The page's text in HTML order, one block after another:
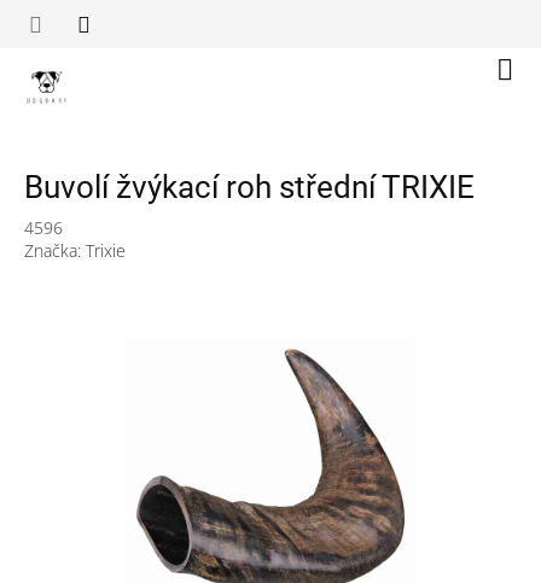
Buvolí žvýkací roh střední TRIXIE
4596
Značka: Trixie